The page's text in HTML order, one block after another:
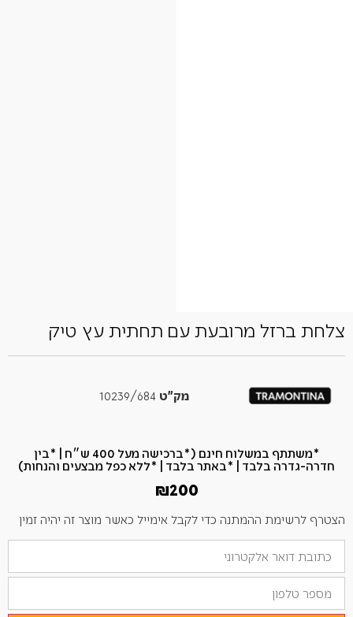
צלחת ברזל מרובעת עם תחתית עץ טיק
מק"ט
*משתתף במשלוח חינם (*ברכישה מעל 400 ש״ח​ | *בין
חדרה-גדרה בלבד | *באתר בלבד | *ללא כפל מבצעים והנחות)
₪200
הצטרף לרשימת ההמתנה כדי לקבל אימייל כאשר מוצר זה יהיה זמין
הזן
את
כתובת
הדוא"ל
שלך
כדי
מספר
טלפון